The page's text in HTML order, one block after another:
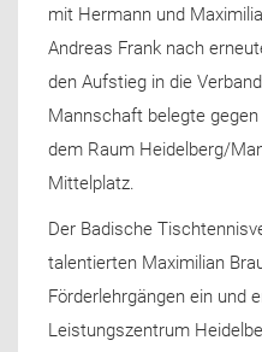
mit Hermann und
Andreas Frank nach
den Aufstieg in die
Mannschaft belegte
dem Raum Heidelberg/
Mittelplatz.
Der Badische
talentierten Maximilian
Förderlehrgängen ein und
Leistungszentrum